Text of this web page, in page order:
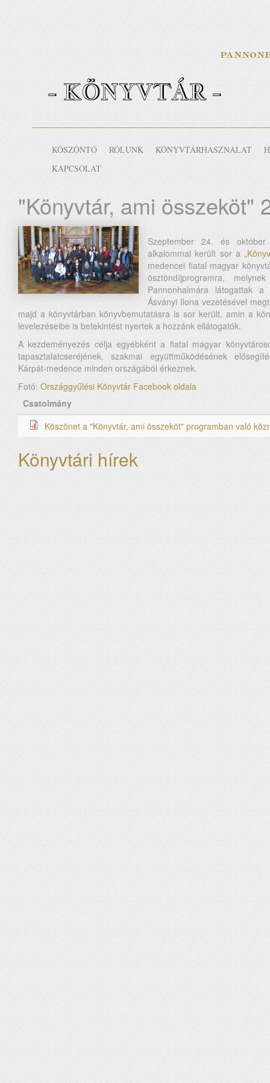
- KÖNYVTÁR -
KÖSZÖNTŐ RÓLUNK KÖNYVTÁRHASZNÁLAT
KAPCSOLAT
"Könyvtár, ami összeköt"
Szeptember 24. és
alkalommal került sor a
medencei fiatal magyar
ösztöndíjprogramra,
Pannonhalmára látogattak
Ásványi Ilona vezetésével
majd a könyvtárban könyvbemutatásra is sor került, amin a
levelezéseibe is betekintést nyertek a hozzánk ellátogatók.
A kezdeményezés célja egyébként a fiatal magyar
tapasztalatcseréjének, szakmai együttműködésének
Kárpát-medence minden országából érkeznek.
Fotó: Országgyűlési Könyvtár Facebook oldala
Csatolmány
Köszönet a "Könyvtár, ami összeköt" programban való
Könyvtári hírek